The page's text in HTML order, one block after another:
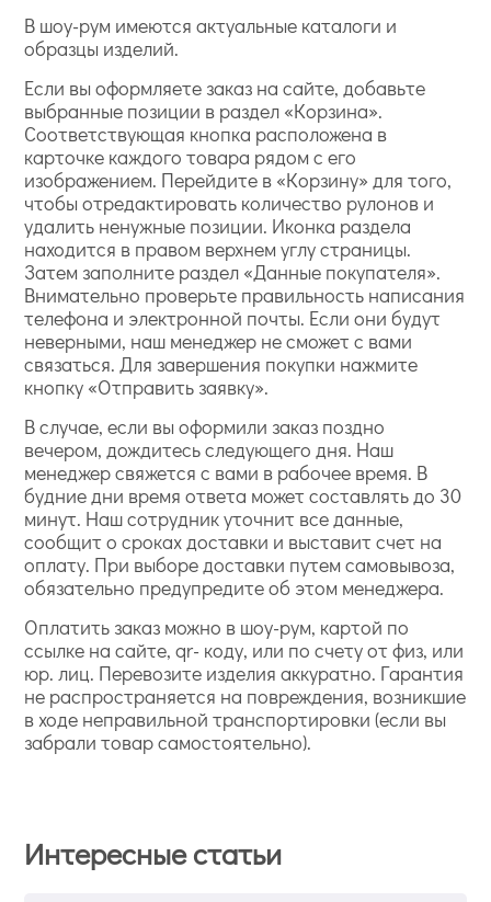
В шоу-рум имеются актуальные каталоги и
образцы изделий.
Если вы оформляете заказ на сайте, добавьте
выбранные позиции в раздел «Корзина».
Соответствующая кнопка расположена в
карточке каждого товара рядом с его
изображением. Перейдите в «Корзину» для того,
чтобы отредактировать количество рулонов и
удалить ненужные позиции. Иконка раздела
находится в правом верхнем углу страницы.
Затем заполните раздел «Данные покупателя».
Внимательно проверьте правильность написания
телефона и электронной почты. Если они будут
неверными, наш менеджер не сможет с вами
связаться. Для завершения покупки нажмите
кнопку «Отправить заявку».
В случае, если вы оформили заказ поздно
вечером, дождитесь следующего дня. Наш
менеджер свяжется с вами в рабочее время. В
будние дни время ответа может составлять до 30
минут. Наш сотрудник уточнит все данные,
сообщит о сроках доставки и выставит счет на
оплату. При выборе доставки путем самовывоза,
обязательно предупредите об этом менеджера.
Оплатить заказ можно в шоу-рум, картой по
ссылке на сайте, qr- коду, или по счету от физ, или
юр. лиц. Перевозите изделия аккуратно. Гарантия
не распространяется на повреждения, возникшие
в ходе неправильной транспортировки (если вы
забрали товар самостоятельно).
Интересные статьи